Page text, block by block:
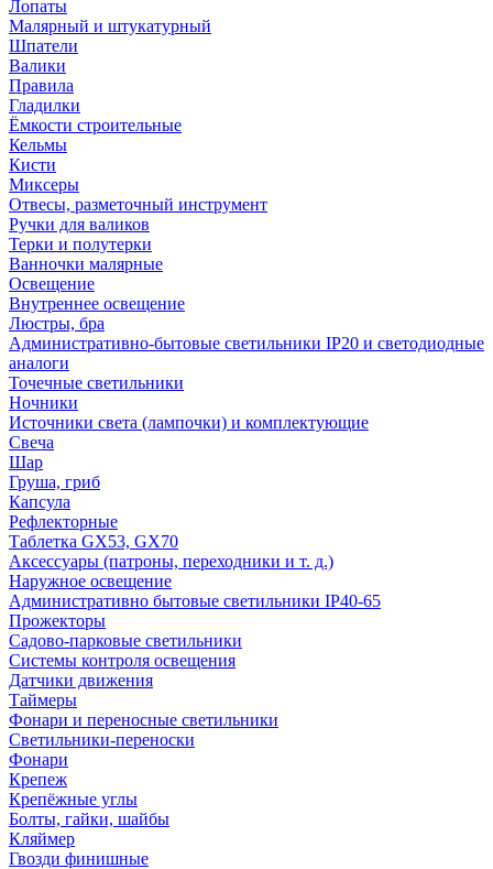
Лопаты
Малярный и штукатурный
Шпатели
Валики
Правила
Гладилки
Ёмкости строительные
Кельмы
Кисти
Миксеры
Отвесы, разметочный инструмент
Ручки для валиков
Терки и полутерки
Ванночки малярные
Освещение
Внутреннее освещение
Люстры, бра
Административно-бытовые светильники IP20 и светодиодные
аналоги
Точечные светильники
Ночники
Источники света (лампочки) и комплектующие
Свеча
Шар
Груша, гриб
Капсула
Рефлекторные
Таблетка GX53, GX70
Аксессуары (патроны, переходники и т. д.)
Наружное освещение
Административно бытовые светильники IP40-65
Прожекторы
Садово-парковые светильники
Системы контроля освещения
Датчики движения
Таймеры
Фонари и переносные светильники
Светильники-переноски
Фонари
Крепеж
Крепёжные углы
Болты, гайки, шайбы
Кляймер
Гвозди финишные